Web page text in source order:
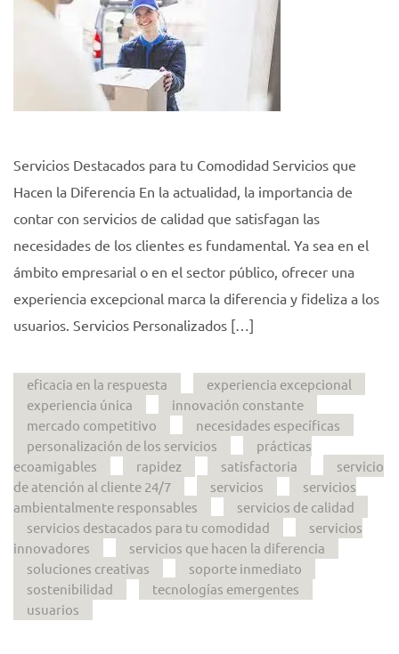
Servicios Destacados para tu Comodidad Servicios que
Hacen la Diferencia En la actualidad, la importancia de
contar con servicios de calidad que satisfagan las
necesidades de los clientes es fundamental. Ya sea en el
ámbito empresarial o en el sector público, ofrecer una
experiencia excepcional marca la diferencia y fideliza a los
usuarios. Servicios Personalizados […]
eficacia en la respuesta
experiencia excepcional
experiencia única
innovación constante
mercado competitivo
necesidades específicas
personalización de los servicios
prácticas
ecoamigables
rapidez satisfactoria
servicio
de atención al cliente 24/7
servicios
servicios
ambientalmente responsables
servicios de calidad
servicios destacados para tu comodidad
servicios
innovadores
servicios que hacen la diferencia
soluciones creativas
soporte inmediato
sostenibilidad
tecnologías emergentes
usuarios